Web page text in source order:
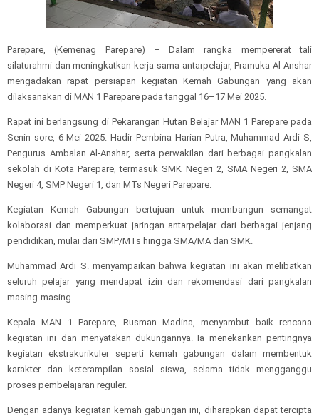
Parepare, (Kemenag Parepare) – Dalam rangka mempererat tali
silaturahmi dan meningkatkan kerja sama antarpelajar, Pramuka Al-Anshar
mengadakan rapat persiapan kegiatan Kemah Gabungan yang akan
dilaksanakan di MAN 1 Parepare pada tanggal 16–17 Mei 2025.
Rapat ini berlangsung di Pekarangan Hutan Belajar MAN 1 Parepare pada
Senin sore, 6 Mei 2025. Hadir Pembina Harian Putra, Muhammad Ardi S,
Pengurus Ambalan Al-Anshar, serta perwakilan dari berbagai pangkalan
sekolah di Kota Parepare, termasuk SMK Negeri 2, SMA Negeri 2, SMA
Negeri 4, SMP Negeri 1, dan MTs Negeri Parepare.
Kegiatan Kemah Gabungan bertujuan untuk membangun semangat
kolaborasi dan memperkuat jaringan antarpelajar dari berbagai jenjang
pendidikan, mulai dari SMP/MTs hingga SMA/MA dan SMK.
Muhammad Ardi S. menyampaikan bahwa kegiatan ini akan melibatkan
seluruh pelajar yang mendapat izin dan rekomendasi dari pangkalan
masing-masing.
Kepala MAN 1 Parepare, Rusman Madina, menyambut baik rencana
kegiatan ini dan menyatakan dukungannya. Ia menekankan pentingnya
kegiatan ekstrakurikuler seperti kemah gabungan dalam membentuk
karakter dan keterampilan sosial siswa, selama tidak mengganggu
proses pembelajaran reguler.
Dengan adanya kegiatan kemah gabungan ini, diharapkan dapat tercipta